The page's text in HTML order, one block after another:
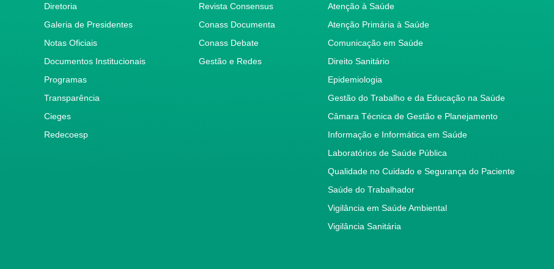
Diretoria
Galeria de Presidentes
Notas Oficiais
Documentos Institucionais
Programas
Transparência
Cieges
Redecoesp
Revista Consensus
Conass Documenta
Conass Debate
Gestão e Redes
Atenção à Saúde
Atenção Primária à Saúde
Comunicação em Saúde
Direito Sanitário
Epidemiologia
Gestão do Trabalho e da Educação na Saúde
Câmara Técnica de Gestão e Planejamento
Informação e Informática em Saúde
Laboratórios de Saúde Pública
Qualidade no Cuidado e Segurança do Paciente
Saúde do Trabalhador
Vigilância em Saúde Ambiental
Vigilância Sanitária